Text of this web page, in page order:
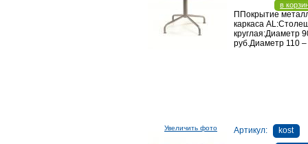
в
ППокрытие
каркаса
круглая:Диаметр
руб.Диаметр 110
Увеличить фото Артикул: kost